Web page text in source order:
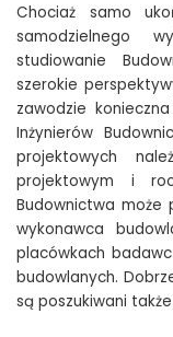
Chociaż samo
samodzielnego
studiowanie
szerokie
zawodzie
Inżynierów
projektowych
projektowym i
Budownictwa może
wykonawca
placówkach
budowlanych.
są poszukiwani